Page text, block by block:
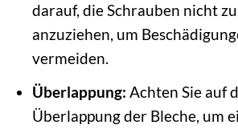
darauf, die Schrauben nicht
anzuziehen, um
vermeiden.
Überlappung: Achten Sie auf
Überlappung der Bleche, um